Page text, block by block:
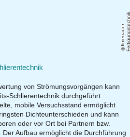
von Strömungsvorgängen kann
Schlierentechnik durchgeführt
mobile Versuchsstand ermöglicht
Dichteunterschieden und kann
oder vor Ort bei Partnern bzw.
Aufbau ermöglicht die Durchführung
Il
m
e
n
a
u
e
r
F
e
r
ti
g
u
n
g
s
t
e
c
h
ni